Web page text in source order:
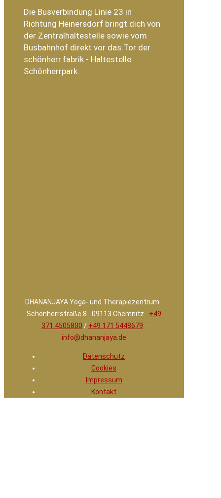
Die Busverbindung Linie 23 in
Richtung Heinersdorf bringt dich von
der Zentralhaltestelle sowie vom
Busbahnhof direkt vor das Tor der
schönherr.fabrik - Haltestelle
Schönherrpark.
DHANANJAYA Yoga- und Therapiezentrum ∙
Schönherrstraße 8 ∙ 09113 Chemnitz ∙ +49
371 4505800 / +49 171 5448679 ∙
info@dhananjaya.de
Datenschutz
Cookies
Impressum
Kontakt